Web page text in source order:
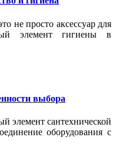
не просто аксессуар для
элемент гигиены в
выбора
элемент сантехнической
оборудования с